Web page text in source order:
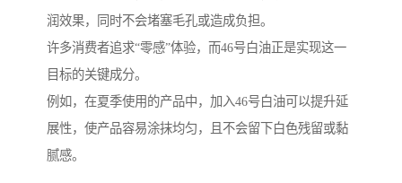
润效果，同时不会堵塞毛孔或造成负担。
许多消费者追求“零感”体验，而46号白油正是实现这一
目标的关键成分。
例如，在夏季使用的产品中，加入46号白油可以提升延
展性，使产品容易涂抹均匀，且不会留下白色残留或黏
腻感。